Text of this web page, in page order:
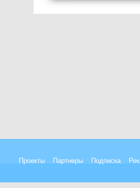
Проекты Партнеры Подписка